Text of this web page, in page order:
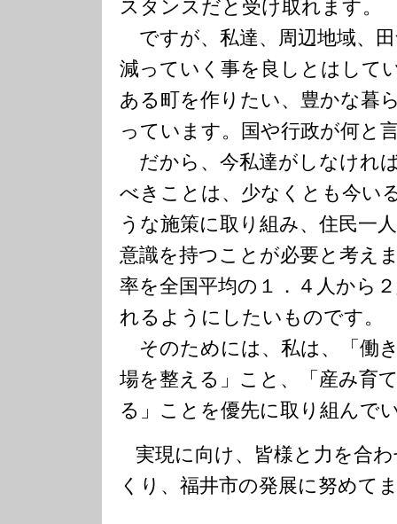
スタンスだと受け取れます。
ですが、私達、周辺地域、
減っていく事を良しとはして
ある町を作りたい、豊かな暮
っています。国や行政が何と
だから、今私達がしなけれ
べきことは、少なくとも今い
うな施策に取り組み、住民一
意識を持つことが必要と考え
率を全国平均の１．４人から
れるようにしたいものです。
そのためには、私は、「働
場を整える」こと、「産み育
る」ことを優先に取り組んで
実現に向け、皆様と力を合
くり、福井市の発展に努めて